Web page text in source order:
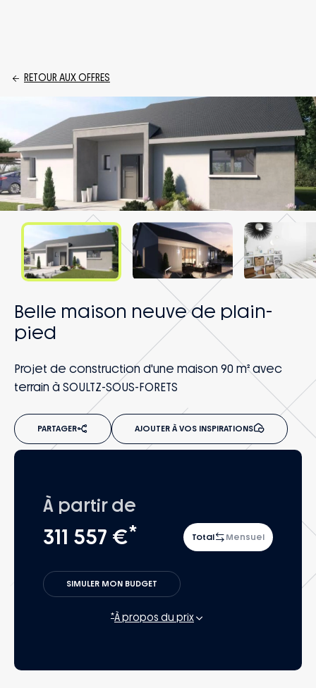
RETOUR AUX OFFRES
Belle maison neuve de plain-
pied
Projet de construction d'une maison 90 m² avec
terrain à SOULTZ-SOUS-FORETS
PARTAGER AJOUTER À VOS INSPIRATIONS
À partir de
311 557 €* Total Mensuel
SIMULER MON BUDGET
*À propos du prix